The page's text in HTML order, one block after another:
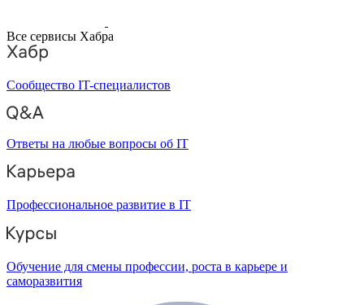
Все сервисы Хабра
Сообщество IT-специалистов
Ответы на любые вопросы об IT
Профессиональное развитие в IT
Обучение для смены профессии, роста в карьере и
саморазвития